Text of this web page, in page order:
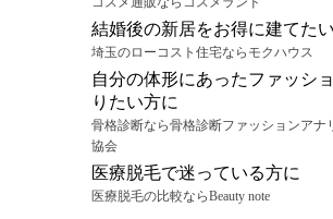
結婚後の新居をお得に建てた
埼玉のローコスト住宅ならモクハウス
自分の体形にあったファッシ
りたい方に
骨格診断なら骨格診断ファッションアナ
協会
医療脱毛で迷っている方に
医療脱毛の比較ならBeauty note